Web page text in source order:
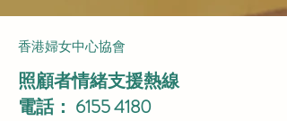
香港婦女中心協會
照顧者情緒支援熱線
電話： 6155 4180